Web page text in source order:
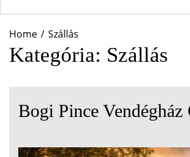
Home Szállás
Kategória: Szállás
Bogi Pince Vendégház